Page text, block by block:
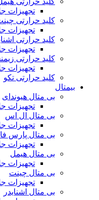
تجهیزات
کلید حرارتی
تجهیزات
کلید حرارتی
تجهیزات
کلید حرارتی
تجهیزات
کلید حرارتی تکو
بیمتال
بی متال هیوندای
تجهیزات
بی متال ال اس
تجهیزات
بی متال پارس
تجهیزات
بی متال هیمل
تجهیزات
بی متال چینت
تجهیزات
بی متال اشنایدر